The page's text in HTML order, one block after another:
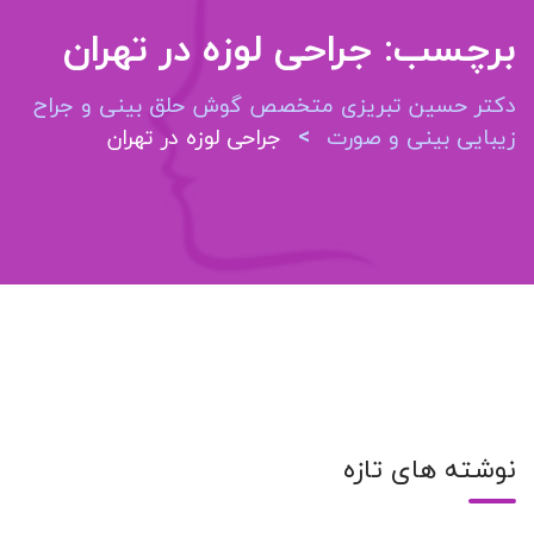
برچسب: جراحی لوزه در تهران
دکتر حسین تبریزی متخصص گوش حلق بینی و جراح
زیبایی بینی و صورت > جراحی لوزه در تهران
نوشته های تازه